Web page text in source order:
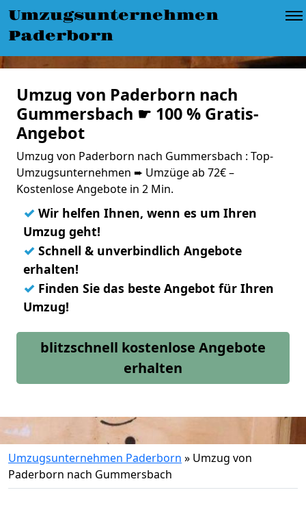
Umzugsunternehmen
Paderborn
Umzug von Paderborn nach
Gummersbach ☛ 100 % Gratis-
Angebot
Umzug von Paderborn nach Gummersbach : Top-
Umzugsunternehmen ➨ Umzüge ab 72€ –
Kostenlose Angebote in 2 Min.
✓ Wir helfen Ihnen, wenn es um Ihren
Umzug geht!
✓ Schnell & unverbindlich Angebote
erhalten!
✓ Finden Sie das beste Angebot für Ihren
Umzug!
blitzschnell kostenlose Angebote
erhalten
Umzugsunternehmen Paderborn » Umzug von
Paderborn nach Gummersbach